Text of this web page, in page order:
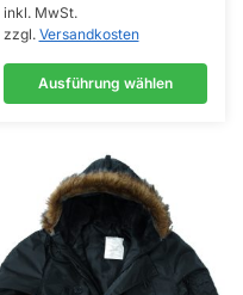
inkl. MwSt.
zzgl. Versandkosten
Ausführung wählen
Varianten
auf.
Die
Optionen
Produktseite
gewählt
werden